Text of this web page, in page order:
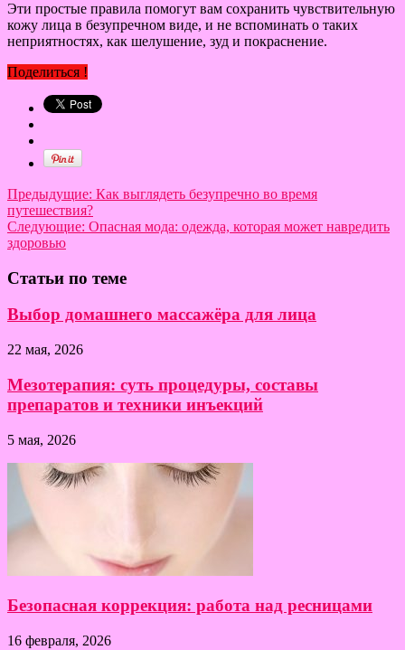
Эти простые правила помогут вам сохранить чувствительную
кожу лица в безупречном виде, и не вспоминать о таких
неприятностях, как шелушение, зуд и покраснение.
Поделиться !
Предыдущие: Как выглядеть безупречно во время
путешествия?
Следующие: Опасная мода: одежда, которая может навредить
здоровью
Статьи по теме
Выбор домашнего массажёра для лица
22 мая, 2026
Мезотерапия: суть процедуры, составы
препаратов и техники инъекций
5 мая, 2026
Безопасная коррекция: работа над ресницами
16 февраля, 2026